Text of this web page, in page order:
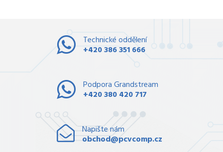
Technické oddělení
+420 386 351 666
Podpora Grandstream
+420 380 420 717
Napište nám
obchod@pcvcomp.cz